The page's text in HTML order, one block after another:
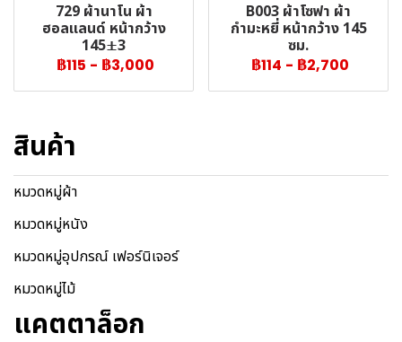
729 ผ้านาโน ผ้า
ฮอลแลนด์ หน้ากว้าง
145±3
฿115 - ฿3,000
B003 ผ้าโซฟา ผ้า
กำมะหยี่ หน้ากว้าง 145
ซม.
฿114 - ฿2,700
สินค้า
หมวดหมู่ผ้า
หมวดหมู่หนัง
หมวดหมู่อุปกรณ์ เฟอร์นิเจอร์
หมวดหมู่ไม้
แคตตาล็อก